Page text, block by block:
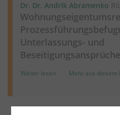
Dr. Dr. Andrik Abramenko
Unterlassungs- und
Weiter lesen Mehr aus diesem